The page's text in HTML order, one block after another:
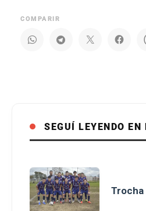
COMPARIR
SEGUÍ LEYENDO EN
Trocha